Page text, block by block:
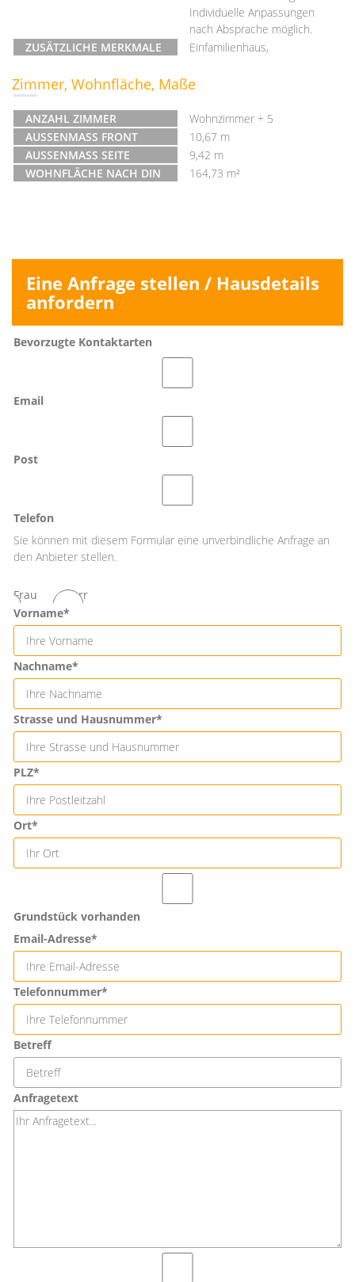
Individuelle Anpassungen
nach Absprache möglich.
ZUSÄTZLICHE MERKMALE
Einfamilienhaus,
Zimmer, Wohnfläche, Maße
ANZAHL ZIMMER
Wohnzimmer + 5
AUSSENMASS FRONT
10,67 m
AUSSENMASS SEITE
9,42 m
WOHNFLÄCHE NACH DIN
164,73 m²
Eine Anfrage stellen / Hausdetails
anfordern
Bevorzugte Kontaktarten
Email
Post
Telefon
Sie können mit diesem Formular eine unverbindliche Anfrage an
den Anbieter stellen.
Frau
Herr
Vorname*
Nachname*
Strasse und Hausnummer*
PLZ*
Ort*
Grundstück vorhanden
Email-Adresse*
Telefonnummer*
Betreff
Anfragetext